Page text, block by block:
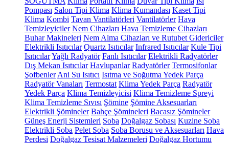
Pompası Salon Tipi Klima Klima Kumandası Kaset Tipi
Klima Kombi Tavan Vantilatörleri Vantilatörler Hava
Temizleyiciler Nem Cihazları Hava Temizleme Cihazları
Buhar Makineleri Nem Alma Cihazları ve Rutubet Gidericiler
Elektrikli Isıtıcılar Quartz Isıtıcılar Infrared Isıtıcılar Kule Tipi
IsıtıcılarYağlı Radyatör Fanlı Isıtıcılar Elektrikli Radyatörler
Dış Mekan Isıtıcılar Havlupanlar Radyatörler Termosifonlar
Şofbenler Ani Su Isıtıcı Isıtma ve Soğutma Yedek Parça
Radyatör Vanaları Termostat Klima Yedek Parça Radyatör
Yedek Parça Klima Temizleyicisi Klima Temizleme Spreyi
Klima Temizleme Sıvısı Şömine Şömine Aksesuarları
Elektrikli Şömineler Bahçe Şömineleri Bacasız Şömineler
Güneş Enerji Sistemleri Soba Doğalgaz Sobası Kuzine Soba
Elektrikli Soba Pelet Soba Soba Borusu ve Aksesuarları Hava
Perdesi Doğalgaz Tesisat Malzemeleri Doğalgaz Hortumu